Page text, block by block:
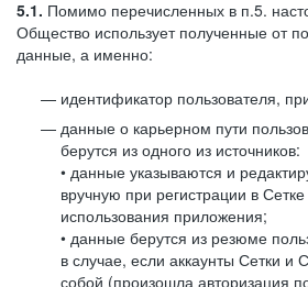
5.1. Помимо перечисленных в п.5.
Общество использует полученные от
данные, а именно:
идентификатор пользователя,
данные о карьерном пути
берутся из одного из источников:
• данные указываются и
вручную при регистрации в
использования приложения;
• данные берутся из резюме
в случае, если аккаунты Сетки и
собой (произошла авторизация